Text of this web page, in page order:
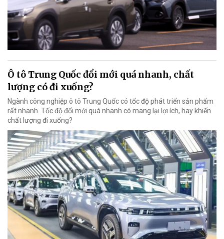
Ô tô Trung Quốc đổi mới quá nhanh, chất
lượng có đi xuống?
Ngành công nghiệp ô tô Trung Quốc có tốc độ phát triển sản phẩm
rất nhanh. Tốc độ đổi mới quá nhanh có mang lại lợi ích, hay khiến
chất lượng đi xuống?